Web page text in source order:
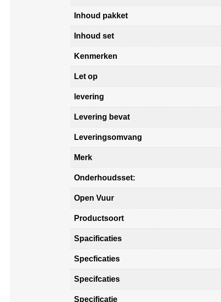
Inhoud pakket
Inhoud set
Kenmerken
Let op
levering
Levering bevat
Leveringsomvang
Merk
Onderhoudsset:
Open Vuur
Productsoort
Spacificaties
Specficaties
Specifcaties
Specificatie